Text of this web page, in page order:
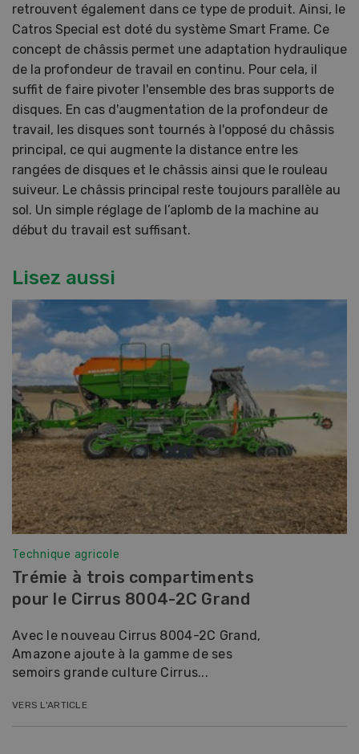
retrouvent également dans ce type de produit. Ainsi, le
Catros Special est doté du système Smart Frame. Ce
concept de châssis permet une adaptation hydraulique
de la profondeur de travail en continu. Pour cela, il
suffit de faire pivoter l'ensemble des bras supports de
disques. En cas d'augmentation de la profondeur de
travail, les disques sont tournés à l'opposé du châssis
principal, ce qui augmente la distance entre les
rangées de disques et le châssis ainsi que le rouleau
suiveur. Le châssis principal reste toujours parallèle au
sol. Un simple réglage de l’aplomb de la machine au
début du travail est suffisant.
Lisez aussi
Technique agricole
Trémie à trois compartiments
pour le Cirrus 8004-2C Grand
Avec le nouveau Cirrus 8004-2C Grand,
Amazone ajoute à la gamme de ses
semoirs grande culture Cirrus...
VERS L'ARTICLE